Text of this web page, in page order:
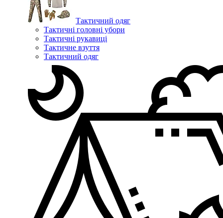
Тактичний одяг
Тактичні головні убори
Тактичні рукавиці
Тактичне взуття
Тактичний одяг